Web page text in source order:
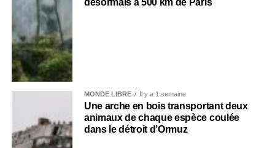
désormais à 500 km de Paris
MONDE LIBRE Il y a 1 semaine
Une arche en bois transportant deux
animaux de chaque espèce coulée
dans le détroit d’Ormuz